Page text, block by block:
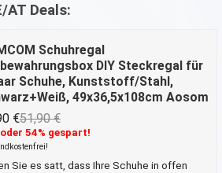
AT Deals:
Schuhregal
DIY Steckregal für
Schuhe, Kunststoff/Stahl,
49x36,5x108cm Aosom
€51,90 €
54% gespart!
Sie es satt, dass Ihre Schuhe in offen